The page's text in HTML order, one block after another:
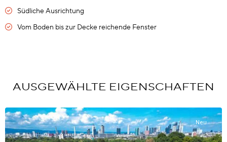
Südliche Ausrichtung
Vom Boden bis zur Decke reichende Fenster
AUSGEWÄHLTE EIGENSCHAFTEN
Neu